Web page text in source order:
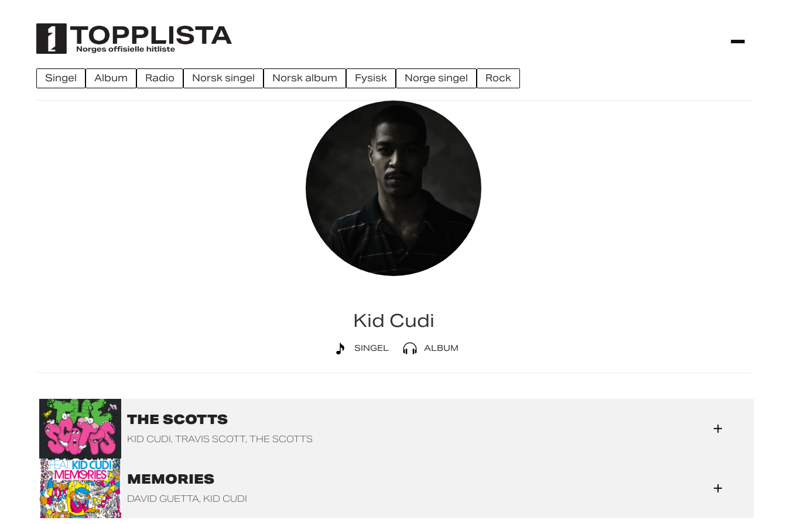
singel album radio norsk singel norsk album fysisk norge singel rock
Kid Cudi
SINGEL ALBUM
THE SCOTTS
KID CUDI TRAVIS SCOTT THE SCOTTS
MEMORIES
DAVID GUETTA KID CUDI